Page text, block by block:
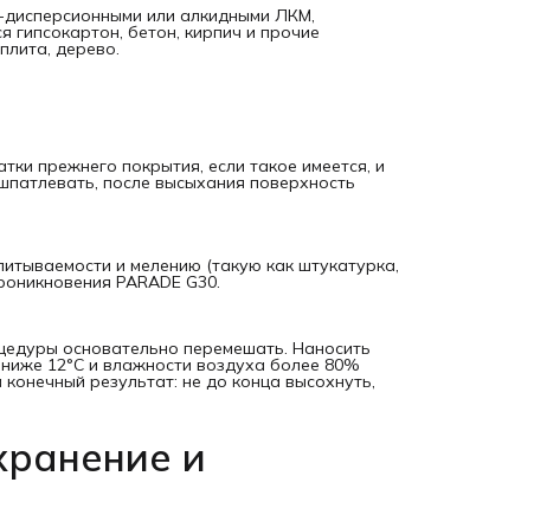
Разморозка происходит при комнатной температуре, после
этого краску тщательно перемешивают.
Дополнительная информация:
Водная дисперсия акрилового полимера, растворитель.
или алкидными ЛКМ,
бетон, кирпич и прочие
дерево.
прежнего покрытия, если такое имеется, и
после высыхания поверхность
и мелению (такую как штукатурка,
PARADE G30.
основательно перемешать. Наносить
12°C и влажности воздуха более 80%
результат: не до конца высохнуть,
и